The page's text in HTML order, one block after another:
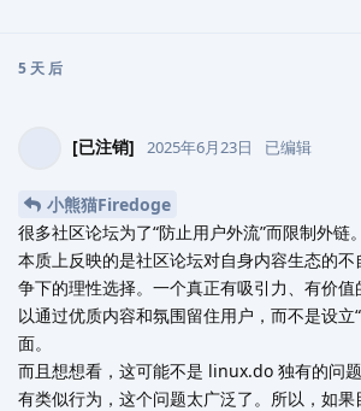
5 天 后
[已注销] 2025年6月23日 已编辑
小熊猫Firedoge
很多社区论坛为了“防止用户外流”而限制外链
本质上反映的是社区论坛对自身内容生态的
争下的理性选择。一个真正有吸引力、有价
以通过优质内容和氛围留住用户，而不是设立
面。
而且想想看，这可能不是 linux.do 独有的问
有类似行为，这个问题太广泛了。所以，如